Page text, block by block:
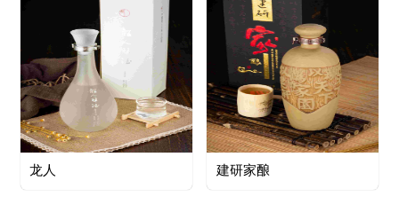
龙人 建研家酿